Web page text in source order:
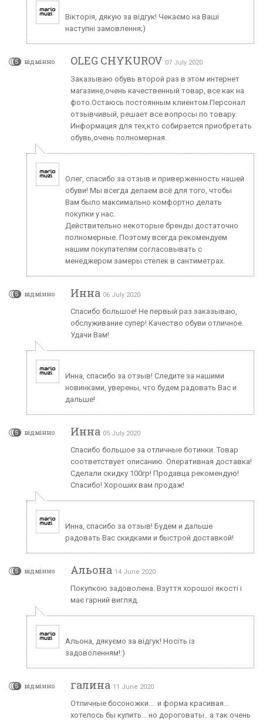
Вікторія, дякую за відгук! Чекаємо на Ваші
наступні замовлення;)
5 відмінно OLEG CHYKUROV 07 July 2020
Заказываю обувь второй раз в этом интернет
магазине,очень качественный товар, все как на
фото.Остаюсь постоянным клиентом.Персонал
отзывчивый, решает все вопросы по товару.
Информация для тех,кто собирается приобретать
обувь,очень полномерная.
Олег, спасибо за отзыв и приверженность нашей
обуви! Мы всегда делаем всё для того, чтобы
Вам было максимально комфортно делать
покупки у нас.
Действительно некоторые бренды достаточно
полномерные. Поэтому всегда рекомендуем
нашим покупателям согласовывать с
менеджером замеры стелек в сантиметрах.
5 відмінно Инна 06 July 2020
Спасибо большое! Не первый раз заказываю,
обслуживание супер! Качество обуви отличное.
Удачи Вам!
Инна, спасибо за отзыв! Следите за нашими
новинками, уверены, что будем радовать Вас и
дальше!
5 відмінно Инна 05 July 2020
Спасибо большое за отличные ботинки. Товар
соответствует описанию. Оперативная доставка!
Сделали скидку 100гр! Продавца рекомендую!
Спасибо! Хороших вам продаж!
Инна, спасибо за отзыв! Будем и дальше
радовать Вас скидками и быстрой доставкой!
5 відмінно Альона 14 June 2020
Покупкою задоволена. Взуття хорошої якості і
має гарний вигляд.
Альона, дякуємо за відгук! Носіть із
задоволенням!:)
5 відмінно галина 11 June 2020
Отличные босоножки.... и форма красивая...
хотелось бы купить... но дороговаты.. а так очень